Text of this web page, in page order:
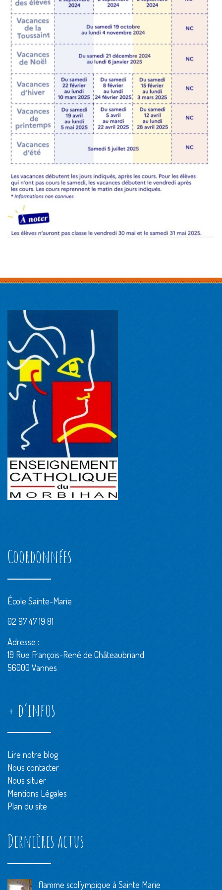
Coordonnées
École Sainte-Marie
02 97 47 19 81
Adresse :
19 Rue François-René de Châteaubriand
56000 Vannes
+ d’infos
Lire notre blog
Nous contacter
Nous situer
Mentions Légales
Plan du site
Dernières actus
flamme scol’ympique à Sainte Marie